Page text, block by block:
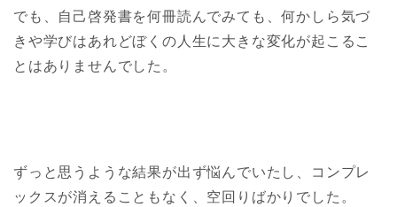
でも、自己啓発書を何冊読んでみても、何かしら気づ
きや学びはあれどぼくの人生に大きな変化が起こるこ
とはありませんでした。
ずっと思うような結果が出ず悩んでいたし、コンプレ
ックスが消えることもなく、空回りばかりでした。